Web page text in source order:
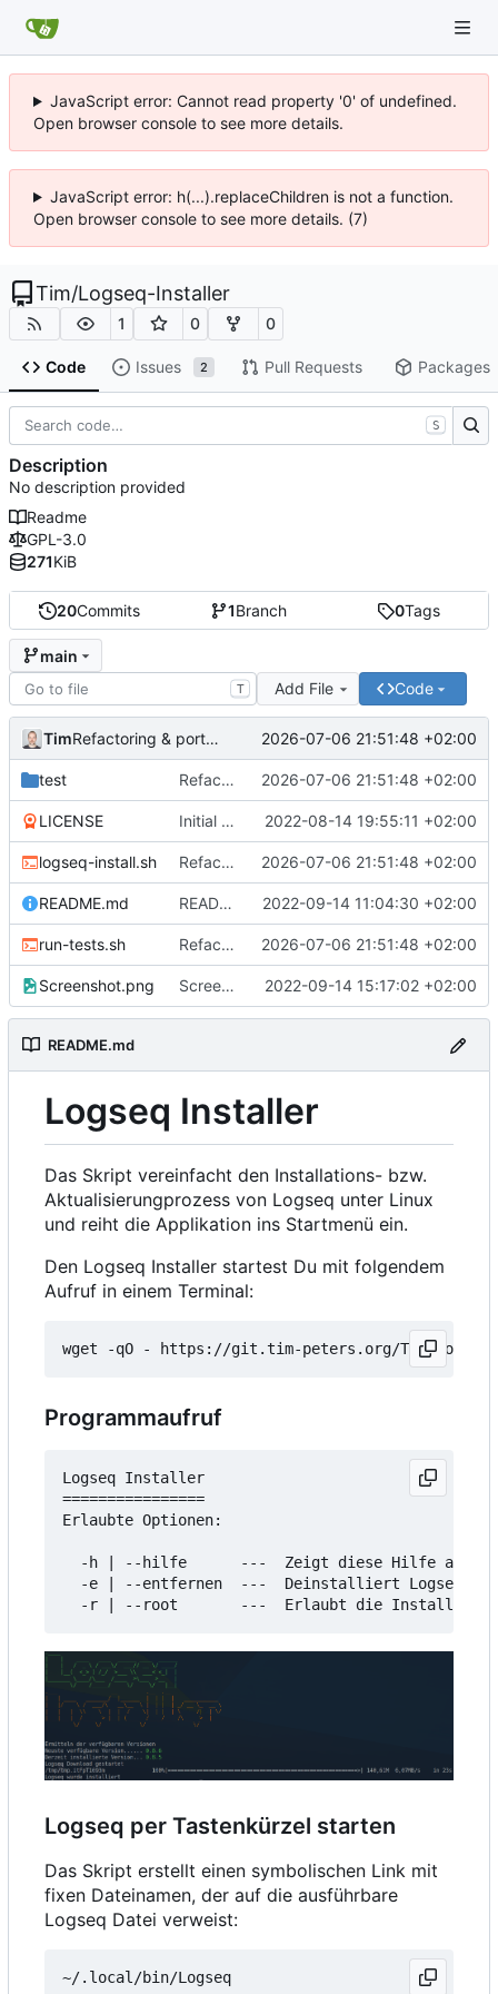
JavaScript error: Cannot read property '0' of undefined.
Open browser console to see more details.
JavaScript error: h(...).replaceChildren is not a function.
Open browser console to see more details. (7)
Tim/Logseq-Installer
1 0 0
Code Issues 2 Pull Requests Packages
20Commits 1Branch 0Tags
main
T Add File Code
Tim Refactoring & portable Testpfade 2026-07-06 21:51:48 +02:00
test Refactoring & portable Testpfade 2026-07-06 21:51:48 +02:00
LICENSE Initial commit 2022-08-14 19:55:11 +02:00
logseq-install.sh Refactoring & portable Testpfade 2026-07-06 21:51:48 +02:00
README.md README um Hinweis auf symbolischen Link ergänzt 2022-09-14 11:04:30 +02:00
run-tests.sh Refactoring & portable Testpfade 2026-07-06 21:51:48 +02:00
Screenshot.png Screenshot erneuert 2022-09-14 15:17:02 +02:00
README.md
Logseq Installer
Das Skript vereinfacht den Installations- bzw.
Aktualisierungprozess von Logseq unter Linux
und reiht die Applikation ins Startmenü ein.
Den Logseq Installer startest Du mit folgendem
Aufruf in einem Terminal:
wget -qO - https://git.tim-peters.org/Tim/
Programmaufruf
Logseq Installer
================
Erlaubte Optionen:
  -h | --hilfe      ---  Zeigt diese Hilfe an
  -e | --entfernen  ---  Deinstalliert Logseq
Logseq per Tastenkürzel starten
Das Skript erstellt einen symbolischen Link mit
fixen Dateinamen, der auf die ausführbare
Logseq Datei verweist:
S
Description
No description provided
Readme
GPL-3.0
271KiB